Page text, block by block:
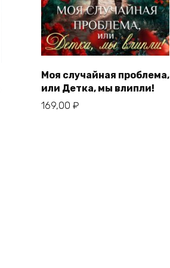
Моя случайная проблема,
или Детка, мы влипли!
169,00 ₽